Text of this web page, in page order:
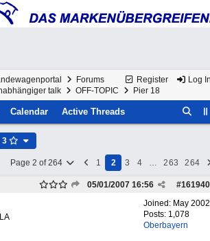
Register Log
Forums
talk
OFF-TOPIC Pier 18
Calendar Active Threads
3
Page 2 of 264 1 2 3 4 … 263 264
#161940
05/01/2007 16:56
Joined: May 2002
Posts: 1,078
Oberbayern